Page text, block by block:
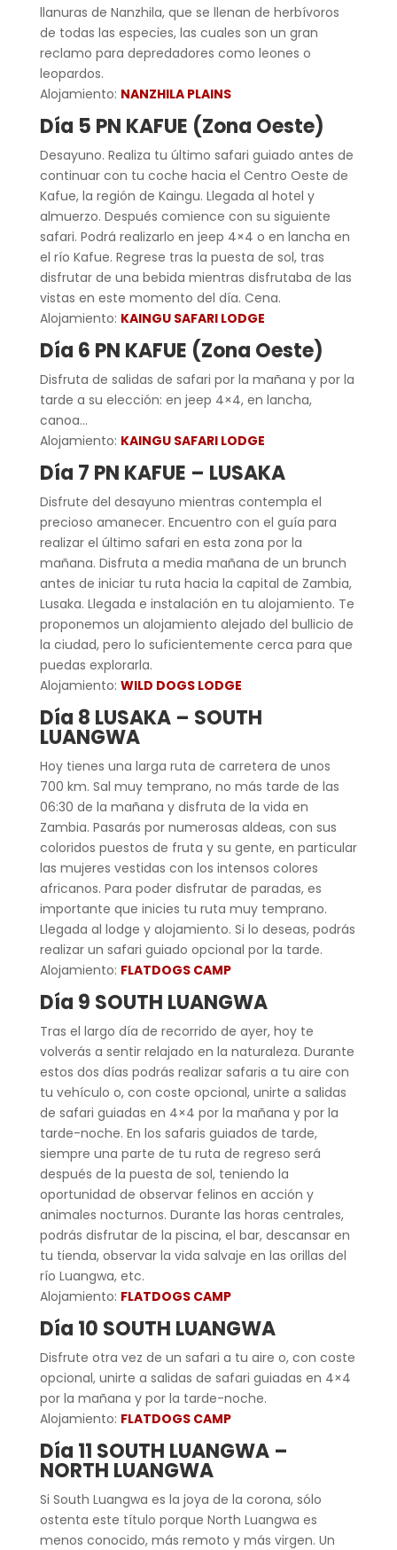
llanuras de Nanzhila, que se llenan de herbívoros
de todas las especies, las cuales son un gran
reclamo para depredadores como leones o
leopardos.
Alojamiento: NANZHILA PLAINS
Día 5 PN KAFUE (Zona Oeste)
Desayuno. Realiza tu último safari guiado antes de
continuar con tu coche hacia el Centro Oeste de
Kafue, la región de Kaingu. Llegada al hotel y
almuerzo. Después comience con su siguiente
safari. Podrá realizarlo en jeep 4×4 o en lancha en
el río Kafue. Regrese tras la puesta de sol, tras
disfrutar de una bebida mientras disfrutaba de las
vistas en este momento del día. Cena.
Alojamiento: KAINGU SAFARI LODGE
Día 6 PN KAFUE (Zona Oeste)
Disfruta de salidas de safari por la mañana y por la
tarde a su elección: en jeep 4×4, en lancha,
canoa…
Alojamiento: KAINGU SAFARI LODGE
Día 7 PN KAFUE – LUSAKA
Disfrute del desayuno mientras contempla el
precioso amanecer. Encuentro con el guía para
realizar el último safari en esta zona por la
mañana. Disfruta a media mañana de un brunch
antes de iniciar tu ruta hacia la capital de Zambia,
Lusaka. Llegada e instalación en tu alojamiento. Te
proponemos un alojamiento alejado del bullicio de
la ciudad, pero lo suficientemente cerca para que
puedas explorarla.
Alojamiento: WILD DOGS LODGE
Día 8 LUSAKA – SOUTH
LUANGWA
Hoy tienes una larga ruta de carretera de unos
700 km. Sal muy temprano, no más tarde de las
06:30 de la mañana y disfruta de la vida en
Zambia. Pasarás por numerosas aldeas, con sus
coloridos puestos de fruta y su gente, en particular
las mujeres vestidas con los intensos colores
africanos. Para poder disfrutar de paradas, es
importante que inicies tu ruta muy temprano.
Llegada al lodge y alojamiento. Si lo deseas, podrás
realizar un safari guiado opcional por la tarde.
Alojamiento: FLATDOGS CAMP
Día 9 SOUTH LUANGWA
Tras el largo día de recorrido de ayer, hoy te
volverás a sentir relajado en la naturaleza. Durante
estos dos días podrás realizar safaris a tu aire con
tu vehículo o, con coste opcional, unirte a salidas
de safari guiadas en 4×4 por la mañana y por la
tarde-noche. En los safaris guiados de tarde,
siempre una parte de tu ruta de regreso será
después de la puesta de sol, teniendo la
oportunidad de observar felinos en acción y
animales nocturnos. Durante las horas centrales,
podrás disfrutar de la piscina, el bar, descansar en
tu tienda, observar la vida salvaje en las orillas del
río Luangwa, etc.
Alojamiento: FLATDOGS CAMP
Día 10 SOUTH LUANGWA
Disfrute otra vez de un safari a tu aire o, con coste
opcional, unirte a salidas de safari guiadas en 4×4
por la mañana y por la tarde-noche.
Alojamiento: FLATDOGS CAMP
Día 11 SOUTH LUANGWA –
NORTH LUANGWA
Si South Luangwa es la joya de la corona, sólo
ostenta este título porque North Luangwa es
menos conocido, más remoto y más virgen. Un